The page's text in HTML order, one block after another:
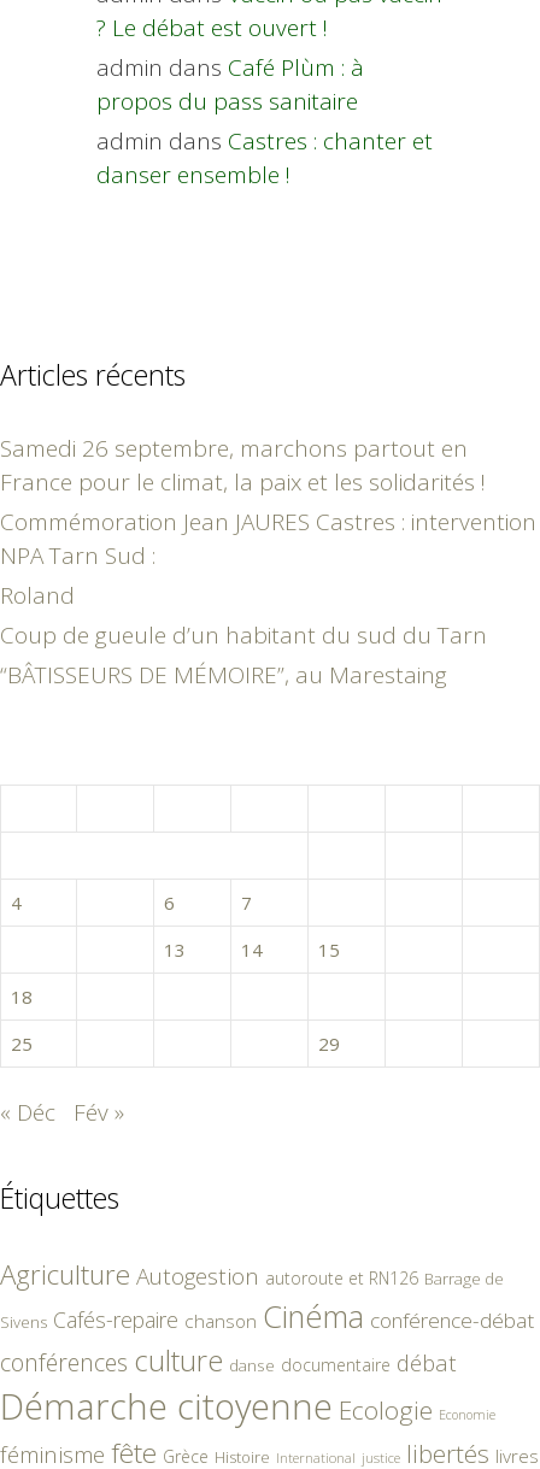
? Le débat est ouvert !
admin dans Café Plùm : à
propos du pass sanitaire
admin dans Castres : chanter et
danser ensemble !
Articles récents
Samedi 26 septembre, marchons partout en
France pour le climat, la paix et les solidarités !
Commémoration Jean JAURES Castres : intervention
NPA Tarn Sud :
Roland
Coup de gueule d’un habitant du sud du Tarn
“BÂTISSEURS DE MÉMOIRE”, au Marestaing
4
6 7
13 14 15
18
25
29
« Déc Fév »
Étiquettes
Agriculture Autogestion autoroute et RN126 Barrage de
Sivens Cafés-repaire chanson Cinéma conférence-débat
conférences culture danse documentaire débat
Démarche citoyenne Ecologie Economie
féminisme fête Grèce Histoire International justice libertés livres